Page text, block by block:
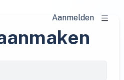
Aanmelden